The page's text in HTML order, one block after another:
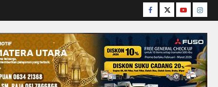
Facebook
TwitterYoutube